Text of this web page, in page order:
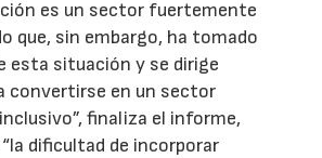
es un sector fuertemente
que, sin embargo, ha tomado
esta situación y se dirige
convertirse en un sector
finaliza el informe,
dificultad de incorporar